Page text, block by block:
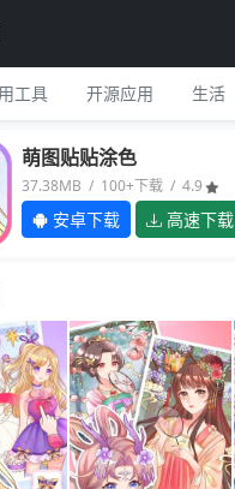
工具 开源应用 生活
萌图贴贴涂色
37.38MB / 100+下载 / 4.9
安卓下载 高速下载